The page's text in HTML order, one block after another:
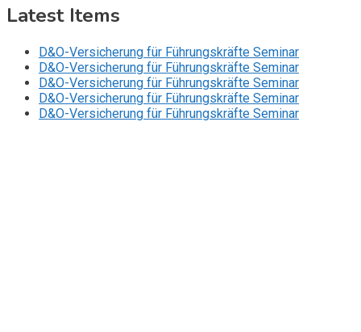
Latest Items
D&O-Versicherung für Führungskräfte Seminar
D&O-Versicherung für Führungskräfte Seminar
D&O-Versicherung für Führungskräfte Seminar
D&O-Versicherung für Führungskräfte Seminar
D&O-Versicherung für Führungskräfte Seminar